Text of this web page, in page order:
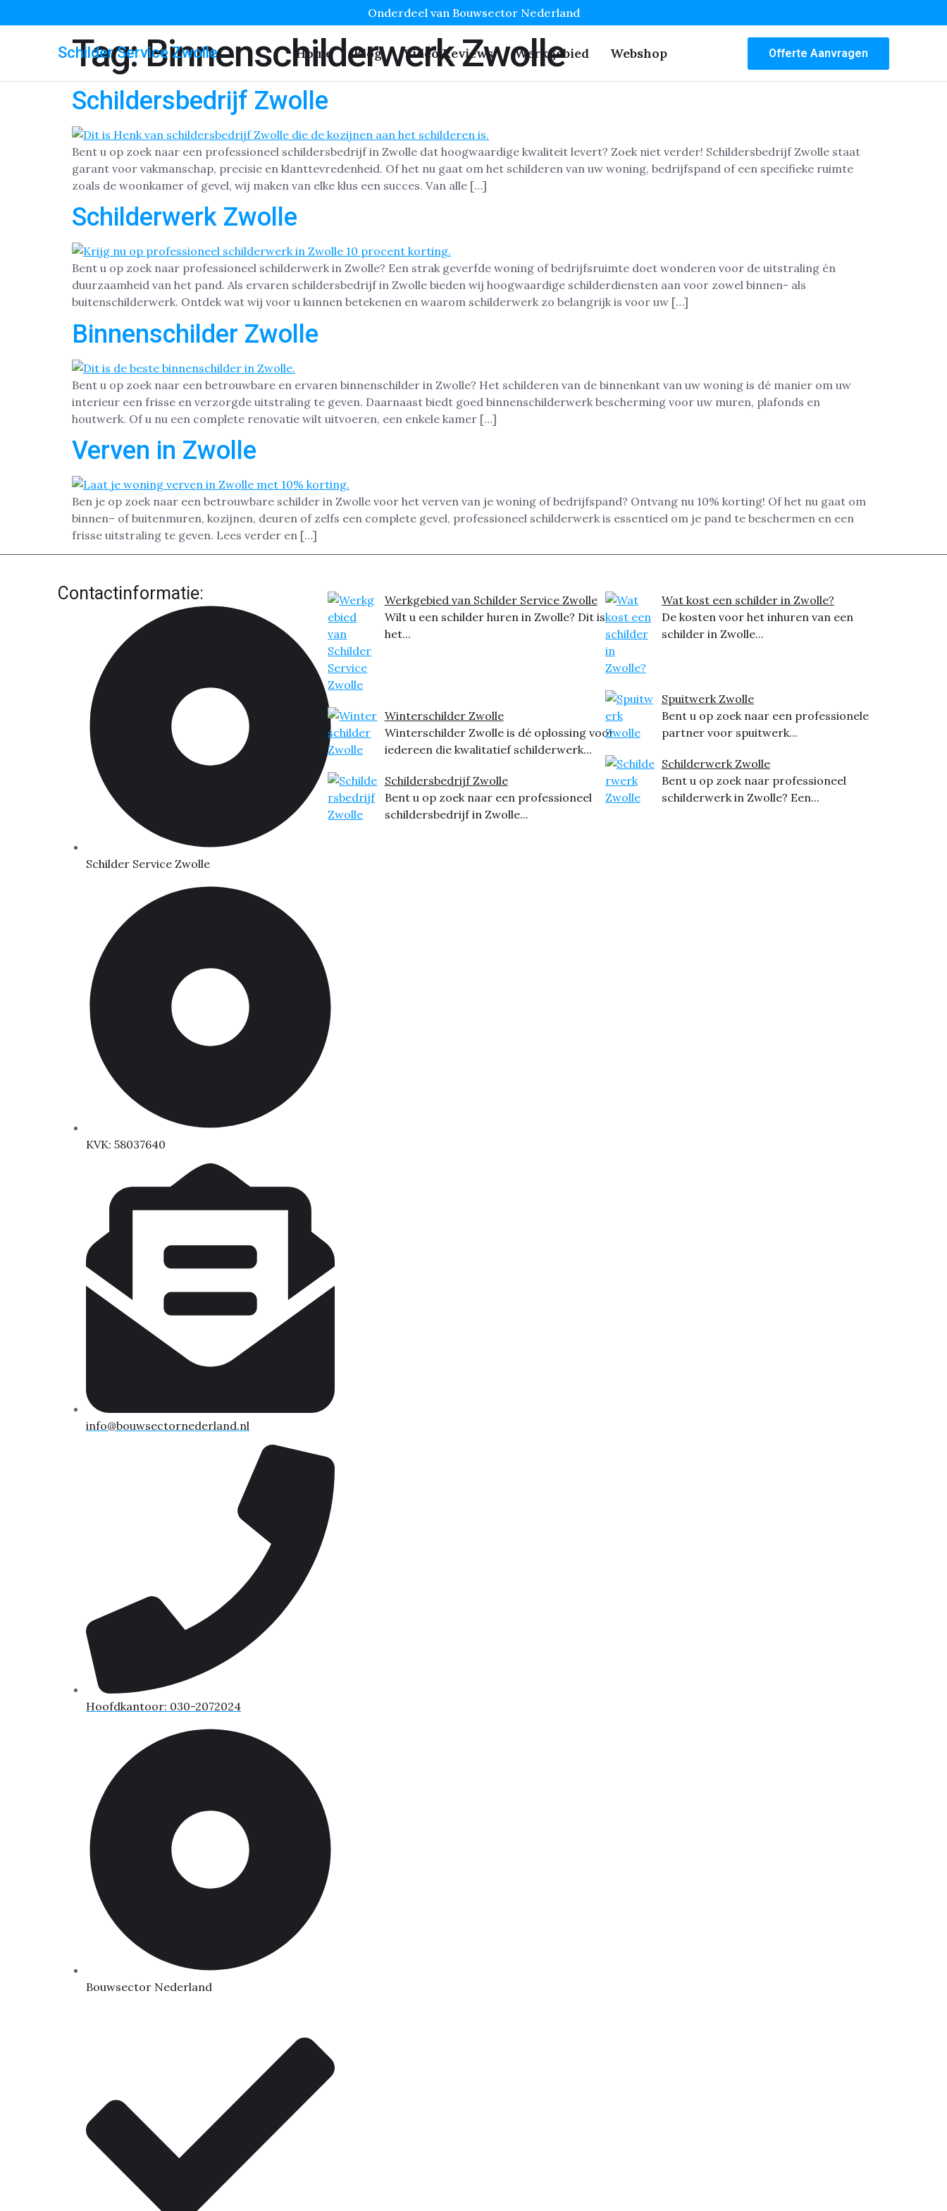
Onderdeel van Bouwsector Nederland
Schilder Service Zwolle Home Blog Video Reviews Werkgebied Webshop Offerte Aanvragen
Tag:Binnenschilderwerk Zwolle
Schildersbedrijf Zwolle
Bent u op zoek naar een professioneel schildersbedrijf in Zwolle dat hoogwaardige kwaliteit levert? Zoek niet verder! Schildersbedrijf Zwolle staat
garant voor vakmanschap, precisie en klanttevredenheid. Of het nu gaat om het schilderen van uw woning, bedrijfspand of een specifieke ruimte
zoals de woonkamer of gevel, wij maken van elke klus een succes. Van alle […]
Schilderwerk Zwolle
Bent u op zoek naar professioneel schilderwerk in Zwolle? Een strak geverfde woning of bedrijfsruimte doet wonderen voor de uitstraling én
duurzaamheid van het pand. Als ervaren schildersbedrijf in Zwolle bieden wij hoogwaardige schilderdiensten aan voor zowel binnen- als
buitenschilderwerk. Ontdek wat wij voor u kunnen betekenen en waarom schilderwerk zo belangrijk is voor uw […]
Binnenschilder Zwolle
Bent u op zoek naar een betrouwbare en ervaren binnenschilder in Zwolle? Het schilderen van de binnenkant van uw woning is dé manier om uw
interieur een frisse en verzorgde uitstraling te geven. Daarnaast biedt goed binnenschilderwerk bescherming voor uw muren, plafonds en
houtwerk. Of u nu een complete renovatie wilt uitvoeren, een enkele kamer […]
Verven in Zwolle
Ben je op zoek naar een betrouwbare schilder in Zwolle voor het verven van je woning of bedrijfspand? Ontvang nu 10% korting! Of het nu gaat om
binnen– of buitenmuren, kozijnen, deuren of zelfs een complete gevel, professioneel schilderwerk is essentieel om je pand te beschermen en een
frisse uitstraling te geven. Lees verder en […]
Contactinformatie:
Schilder Service Zwolle
KVK: 58037640
info@bouwsectornederland.nl
Hoofdkantoor: 030-2072024
Bouwsector Nederland
Werkgebied van Schilder Service Zwolle
Wilt u een schilder huren in Zwolle? Dit is
het...
Winterschilder Zwolle
Winterschilder Zwolle is dé oplossing voor
iedereen die kwalitatief schilderwerk...
Schildersbedrijf Zwolle
Bent u op zoek naar een professioneel
schildersbedrijf in Zwolle...
Wat kost een schilder in Zwolle?
De kosten voor het inhuren van een
schilder in Zwolle...
Spuitwerk Zwolle
Bent u op zoek naar een professionele
partner voor spuitwerk...
Schilderwerk Zwolle
Bent u op zoek naar professioneel
schilderwerk in Zwolle? Een...